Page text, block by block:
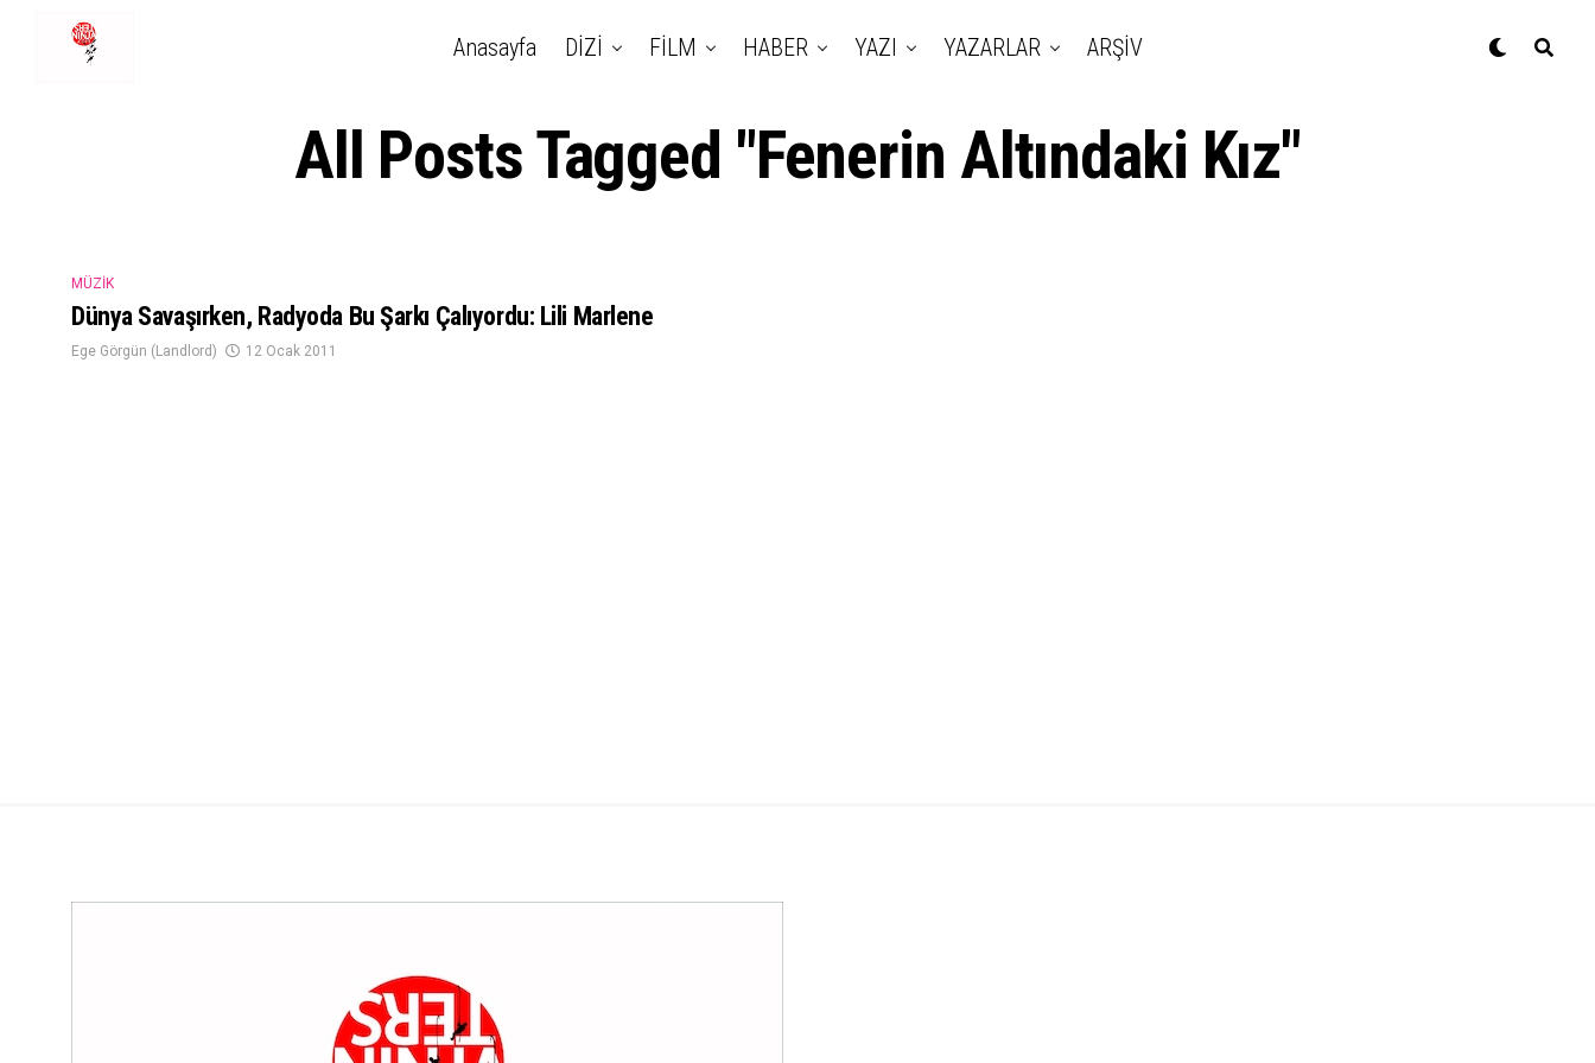
Anasayfa DİZİ FİLM HABER YAZI YAZARLAR ARŞİV
All Posts Tagged "Fenerin Altındaki Kız"
MÜZIK
Dünya Savaşırken, Radyoda Bu Şarkı Çalıyordu: Lili Marlene
Ege Görgün (Landlord) 12 Ocak 2011